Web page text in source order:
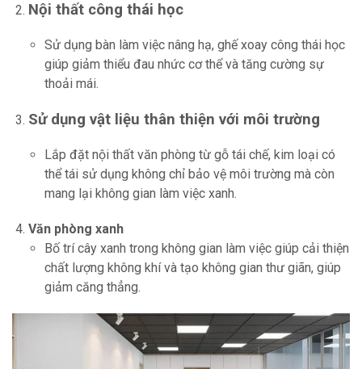
Nội thất công thái học
Sử dụng bàn làm việc nâng hạ, ghế xoay công thái học
giúp giảm thiểu đau nhức cơ thể và tăng cường sự
thoải mái.
Sử dụng vật liệu thân thiện với môi trường
Lắp đặt nội thất văn phòng từ gỗ tái chế, kim loại có
thể tái sử dụng không chỉ bảo vệ môi trường mà còn
mang lại không gian làm việc xanh.
Văn phòng xanh
Bố trí cây xanh trong không gian làm việc giúp cải thiện
chất lượng không khí và tạo không gian thư giãn, giúp
giảm căng thẳng.